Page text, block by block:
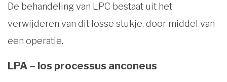
De behandeling van LPC bestaat uit het
verwijderen van dit losse stukje, door middel van
een operatie.
LPA – los processus anconeus